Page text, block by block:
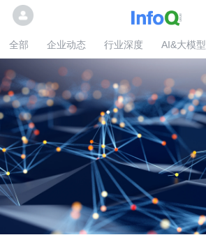
全部 企业动态 行业深度 AI&大模型